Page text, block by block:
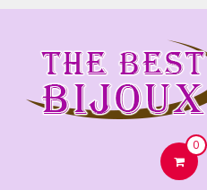
Aller
contenu
0